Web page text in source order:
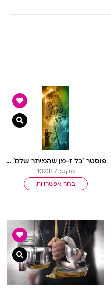
מהירה
פוסטר ‘כל ז-מן שהמיתר שלם’ ילדה | כל ז-מן
מקט: 1023EZ
בחר אפשרויות
מהירה